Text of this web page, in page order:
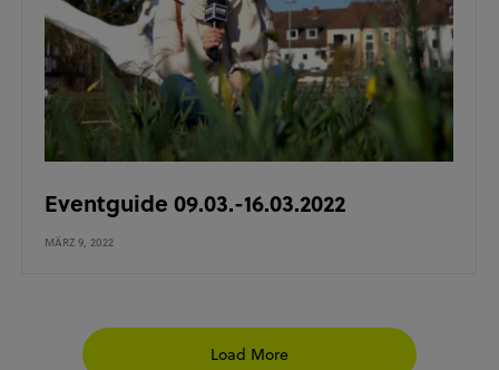
Eventguide 09.03.-16.03.2022
MÄRZ 9, 2022
Load More